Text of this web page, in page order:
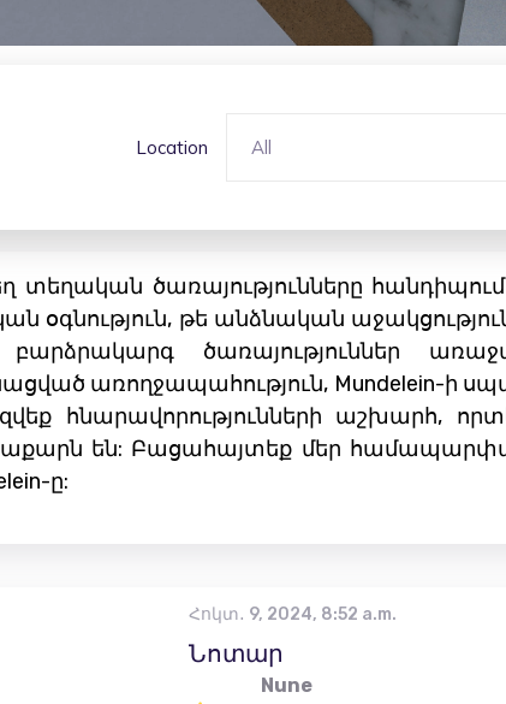
Location All
տեղական ծառայությունները
​​օգնություն, թե անձնական
ծառայություններ
առողջապահություն, Mundelein-ի
հնարավորությունների աշխարհ,
են: Բացահայտեք մեր
ը:
Հոկտ․ 9, 2024, 8:52 a.m.
Նոտար
Nune